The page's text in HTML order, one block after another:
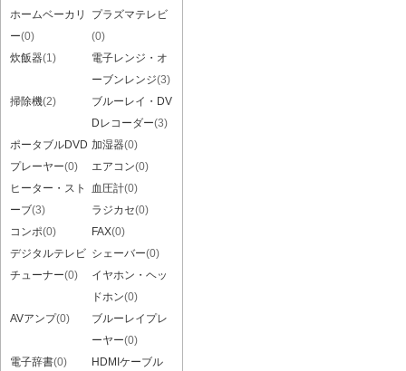
ホームベーカリ
ー(0)
プラズマテレビ
(0)
炊飯器(1)
電子レンジ・オ
ーブンレンジ(3)
掃除機(2)
ブルーレイ・DV
Dレコーダー(3)
ポータブルDVD
プレーヤー(0)
加湿器(0)
エアコン(0)
ヒーター・スト
ーブ(3)
血圧計(0)
ラジカセ(0)
コンポ(0) FAX(0)
デジタルテレビ
チューナー(0)
シェーバー(0)
イヤホン・ヘッ
ドホン(0)
AVアンプ(0)
ブルーレイプレ
ーヤー(0)
電子辞書(0)
HDMIケーブル